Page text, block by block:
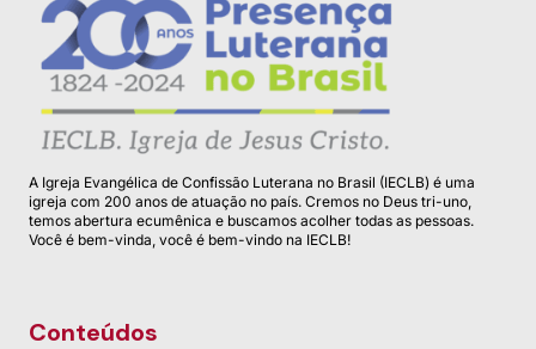
A Igreja Evangélica de Confissão Luterana no Brasil (IECLB) é uma
igreja com 200 anos de atuação no país. Cremos no Deus tri-uno,
temos abertura ecumênica e buscamos acolher todas as pessoas.
Você é bem-vinda, você é bem-vindo na IECLB!
Conteúdos